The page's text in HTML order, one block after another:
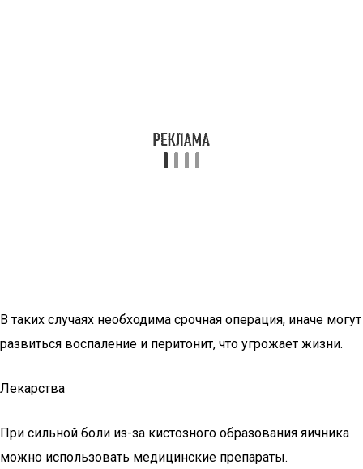
В таких случаях необходима срочная операция, иначе могут
развиться воспаление и перитонит, что угрожает жизни.
Лекарства
При сильной боли из-за кистозного образования яичника
можно использовать медицинские препараты.